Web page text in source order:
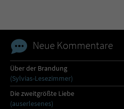
Neue Kommentare
Über der Brandung
(Sylvias-Lesezimmer)
Die zweitgrößte Liebe
(auserlesenes)